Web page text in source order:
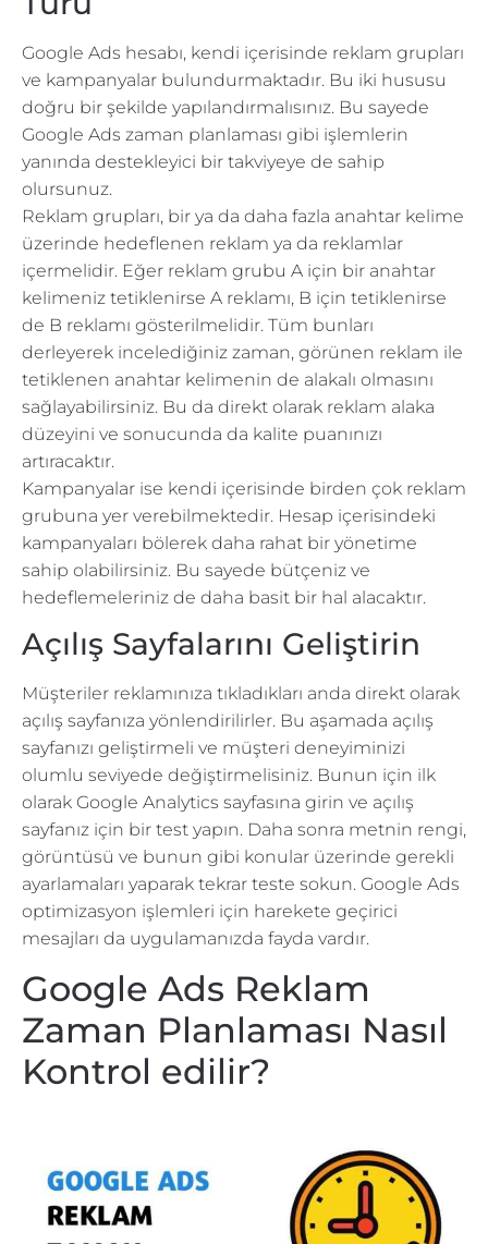
Google Ads hesabı, kendi içerisinde reklam grupları
ve kampanyalar bulundurmaktadır. Bu iki hususu
doğru bir şekilde yapılandırmalısınız. Bu sayede
Google Ads zaman planlaması gibi işlemlerin
yanında destekleyici bir takviyeye de sahip
olursunuz.
Reklam grupları, bir ya da daha fazla anahtar kelime
üzerinde hedeflenen reklam ya da reklamlar
içermelidir. Eğer reklam grubu A için bir anahtar
kelimeniz tetiklenirse A reklamı, B için tetiklenirse
de B reklamı gösterilmelidir. Tüm bunları
derleyerek incelediğiniz zaman, görünen reklam ile
tetiklenen anahtar kelimenin de alakalı olmasını
sağlayabilirsiniz. Bu da direkt olarak reklam alaka
düzeyini ve sonucunda da kalite puanınızı
artıracaktır.
Kampanyalar ise kendi içerisinde birden çok reklam
grubuna yer verebilmektedir. Hesap içerisindeki
kampanyaları bölerek daha rahat bir yönetime
sahip olabilirsiniz. Bu sayede bütçeniz ve
hedeflemeleriniz de daha basit bir hal alacaktır.
Açılış Sayfalarını Geliştirin
Müşteriler reklamınıza tıkladıkları anda direkt olarak
açılış sayfanıza yönlendirilirler. Bu aşamada açılış
sayfanızı geliştirmeli ve müşteri deneyiminizi
olumlu seviyede değiştirmelisiniz. Bunun için ilk
olarak Google Analytics sayfasına girin ve açılış
sayfanız için bir test yapın. Daha sonra metnin rengi,
görüntüsü ve bunun gibi konular üzerinde gerekli
ayarlamaları yaparak tekrar teste sokun. Google Ads
optimizasyon işlemleri için harekete geçirici
mesajları da uygulamanızda fayda vardır.
Google Ads Reklam
Zaman Planlaması Nasıl
Kontrol edilir?